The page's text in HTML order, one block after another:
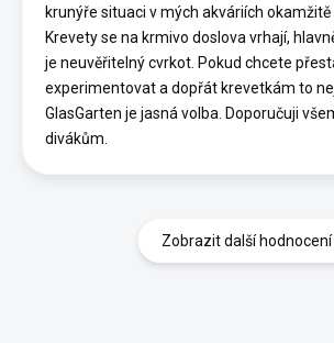
krunýře situaci v mých akváriích okamžitě
Krevety se na krmivo doslova vrhají,
je neuvěřitelný cvrkot. Pokud chcete
experimentovat a dopřát krevetkám to
GlasGarten je jasná volba. Doporučuji
divákům.
Zobrazit další hodnocení